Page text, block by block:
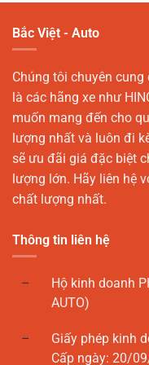
Bắc Việt - Auto
Chúng tôi chuyên
là các hãng xe như
muốn mang đến cho
lượng nhất và luôn đi
sẽ ưu đãi giá đặc biệt
lượng lớn. Hãy liên hệ
chất lượng nhất.
Thông tin liên hệ
Hộ kinh doanh
AUTO)
Giấy phép kinh
Cấp ngày: 20/